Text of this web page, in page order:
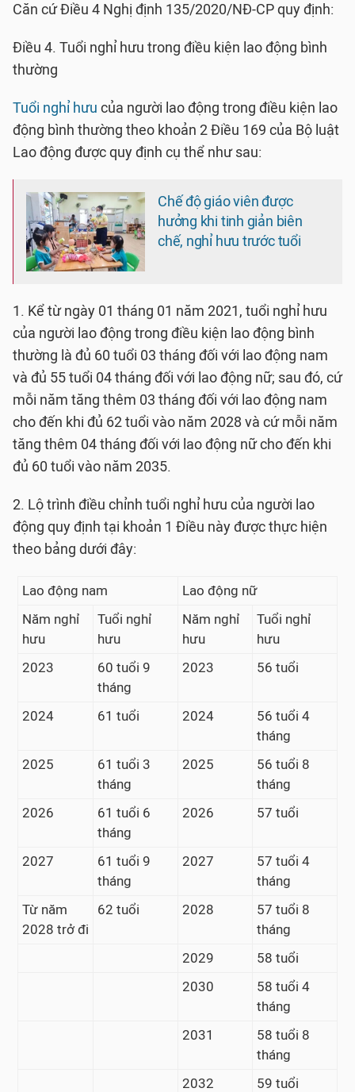
Căn cứ Điều 4 Nghị định 135/2020/NĐ-CP quy định:
Điều 4. Tuổi nghỉ hưu trong điều kiện lao động bình
thường
Tuổi nghỉ hưu của người lao động trong điều kiện lao
động bình thường theo khoản 2 Điều 169 của Bộ luật
Lao động được quy định cụ thể như sau:
Chế độ giáo viên được
hưởng khi tinh giản biên
chế, nghỉ hưu trước tuổi
1. Kể từ ngày 01 tháng 01 năm 2021, tuổi nghỉ hưu
của người lao động trong điều kiện lao động bình
thường là đủ 60 tuổi 03 tháng đối với lao động nam
và đủ 55 tuổi 04 tháng đối với lao động nữ; sau đó, cứ
mỗi năm tăng thêm 03 tháng đối với lao động nam
cho đến khi đủ 62 tuổi vào năm 2028 và cứ mỗi năm
tăng thêm 04 tháng đối với lao động nữ cho đến khi
đủ 60 tuổi vào năm 2035.
2. Lộ trình điều chỉnh tuổi nghỉ hưu của người lao
động quy định tại khoản 1 Điều này được thực hiện
theo bảng dưới đây:
Lao động nam
Lao động nữ
Năm nghỉ
hưu
Tuổi nghỉ
hưu
Năm nghỉ
hưu
Tuổi nghỉ
hưu
2023
60 tuổi 9
tháng
2023 56 tuổi
2024 61 tuổi 2024
56 tuổi 4
tháng
2025
61 tuổi 3
tháng
2025
56 tuổi 8
tháng
2026
61 tuổi 6
tháng
2026 57 tuổi
2027
61 tuổi 9
tháng
2027
57 tuổi 4
tháng
Từ năm
2028 trở đi
62 tuổi 2028
57 tuổi 8
tháng
2029
58 tuổi
2030
58 tuổi 4
tháng
2031
58 tuổi 8
tháng
2032
59 tuổi